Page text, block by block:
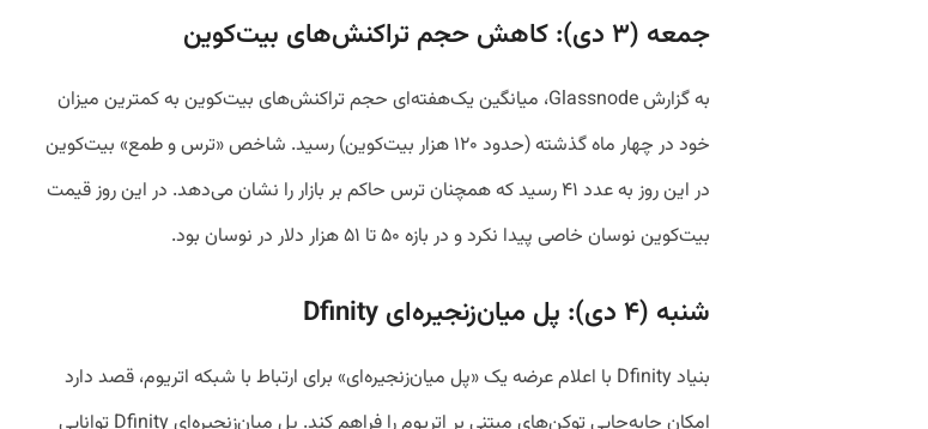
جمعه (۳ دی): کاهش حجم تراکنش‌های بیت‌کوین
به گزارش Glassnode، میانگین یک‌هفته‌ای حجم تراکنش‌های بیت‌کوین به کمترین میزان
خود در چهار ماه گذشته (حدود ۱۲۰ هزار بیت‌کوین) رسید. شاخص «ترس و طمع» بیت‌کوین
در این روز به عدد ۴۱ رسید که همچنان ترس حاکم بر بازار را نشان می‌دهد. در این روز قیمت
بیت‌کوین نوسان خاصی پیدا نکرد و در بازه ۵۰ تا ۵۱ هزار دلار در نوسان بود.
شنبه (۴ دی): پل میان‌زنجیره‌ای Dfinity
بنیاد Dfinity با اعلام عرضه یک «پل میان‌زنجیره‌ای» برای ارتباط با شبکه اتریوم، قصد دارد